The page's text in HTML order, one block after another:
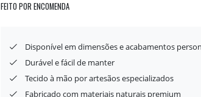
FEITO POR ENCOMENDA
Disponível em dimensões e acabamentos
Durável e fácil de manter
Tecido à mão por artesãos especializados
Fabricado com materiais naturais premium